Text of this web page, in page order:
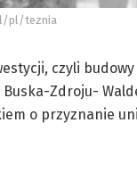
pl/teznia
czyli
Zdroju-
o przyznanie